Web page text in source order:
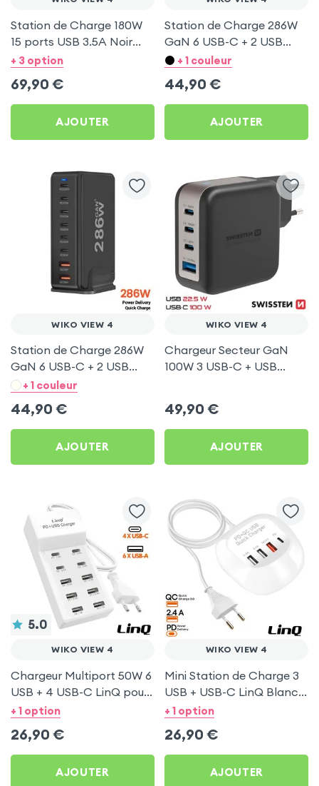
Station de Charge 180W
15 ports USB 3.5A Noir
pour Wiko View 4
+ 3 option
69,90 €
AJOUTER
Station de Charge 286W
GaN 6 USB-C + 2 USB
Blanc pour Wiko View 4
+ 1 couleur
44,90 €
AJOUTER
WIKO VIEW 4
Station de Charge 286W
GaN 6 USB-C + 2 USB
Noir pour Wiko View 4
+ 1 couleur
44,90 €
AJOUTER
WIKO VIEW 4
Chargeur Secteur GaN
100W 3 USB-C + USB
49,90 €
AJOUTER
5.0
WIKO VIEW 4
Chargeur Multiport 50W 6
USB + 4 USB-C LinQ pour
Wiko View 4
+ 1 option
26,90 €
AJOUTER
WIKO VIEW 4
Mini Station de Charge 3
USB + USB-C LinQ Blanc
pour Wiko View 4
+ 1 option
26,90 €
AJOUTER